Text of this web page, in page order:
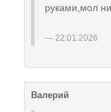
руками,мол
22.01.2026
Валерий